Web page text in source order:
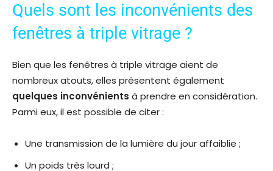
Quels sont les inconvénients des
fenêtres à triple vitrage ?
Bien que les fenêtres à triple vitrage aient de
nombreux atouts, elles présentent également
quelques inconvénients à prendre en considération.
Parmi eux, il est possible de citer :
Une transmission de la lumière du jour affaiblie ;
Un poids très lourd ;